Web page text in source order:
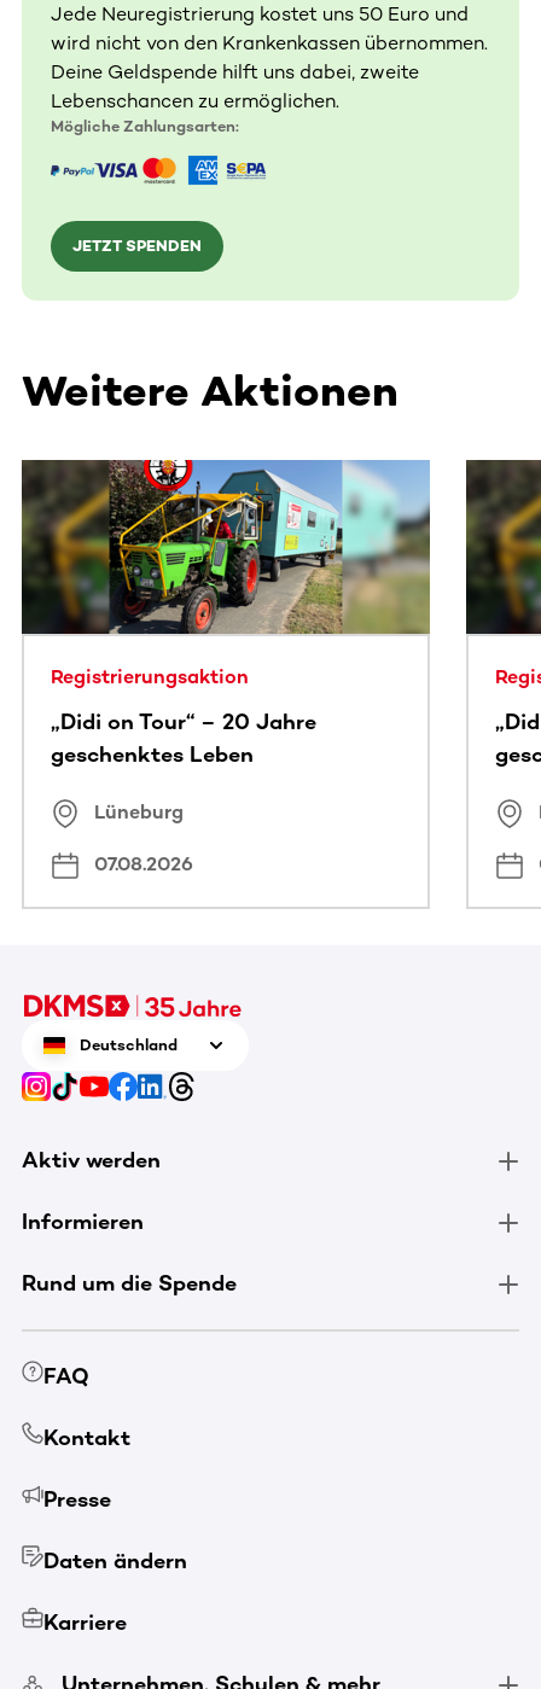
Jede Neuregistrierung kostet uns 50 Euro und
wird nicht von den Krankenkassen übernommen.
Deine Geldspende hilft uns dabei, zweite
Lebenschancen zu ermöglichen.
Mögliche Zahlungsarten:
JETZT SPENDEN
Weitere Aktionen
Dieser Bereich enthält horizontal scrollbare Inhalte.
Registrierungsaktion
„Didi on Tour“ – 20 Jahre
geschenktes Leben
Lüneburg
07.08.2026
Deutschland
Aktiv werden
Informieren
Rund um die Spende
FAQ
Kontakt
Presse
Daten ändern
Karriere